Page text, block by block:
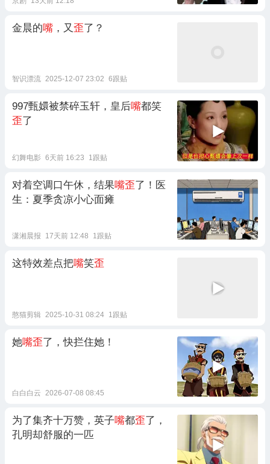
金晨的嘴 ，又歪了？
智识漂流 2025-12-07 23:02 6跟贴
997甄嬛被禁碎玉轩，皇后嘴都笑
歪了
幻舞电影 6天前 16:23 1跟贴
对着空调口午休，结果嘴歪了！医
生：夏季贪凉小心面瘫
潇湘晨报 17天前 12:48 1跟贴
这特效差点把嘴笑歪
憨猫剪辑 2025-10-31 08:24 1跟贴
她嘴歪了，快拦住她！
白白白云 2026-07-08 08:45
为了集齐十万赞，英子嘴都歪了，
孔明却舒服的一匹